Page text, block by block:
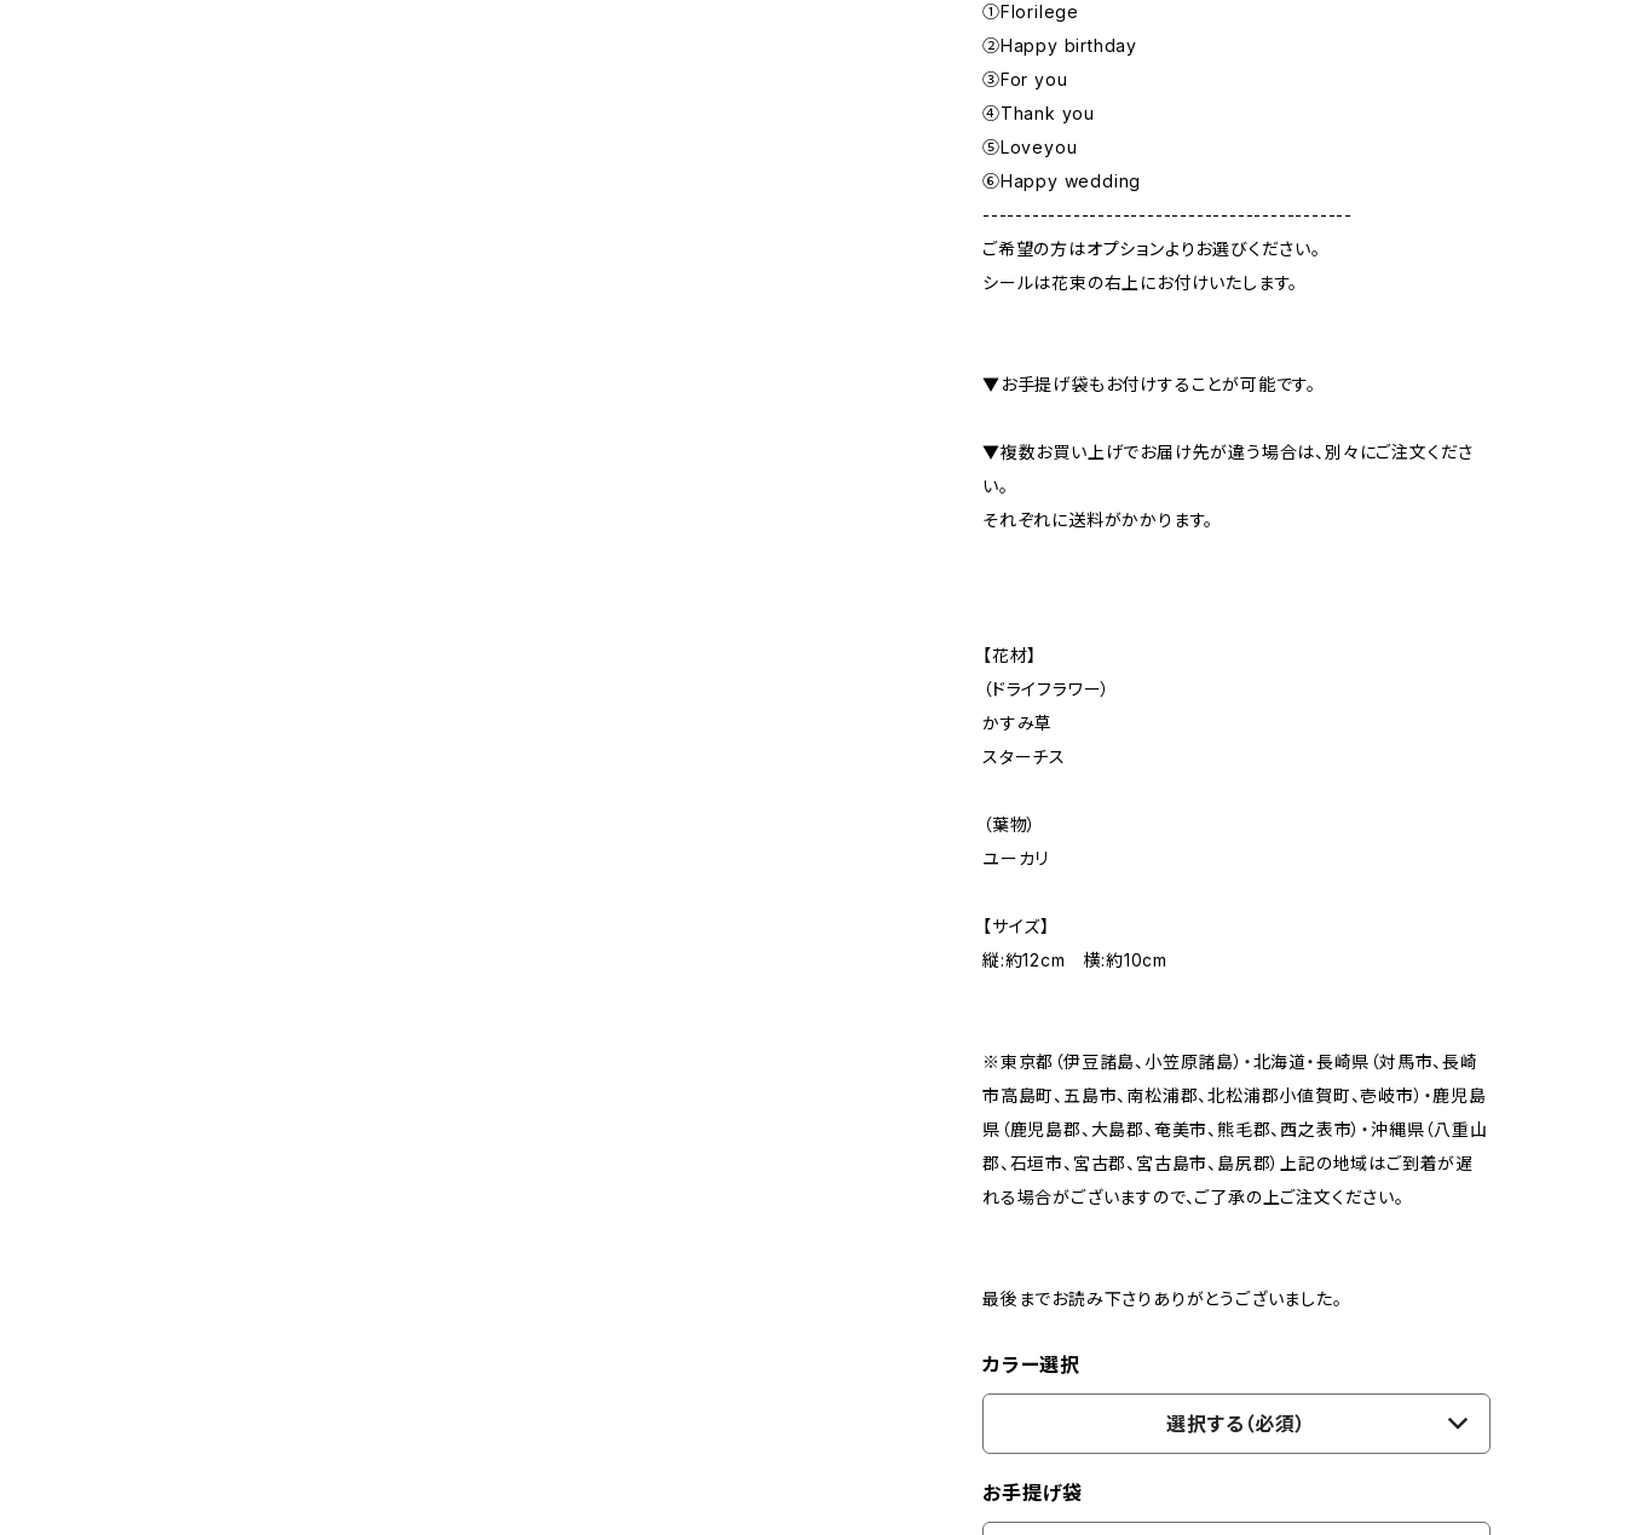
①Florilege
②Happy birthday
③For you
④Thank you
⑤Loveyou
⑥Happy wedding
---------------------------------------------
ご希望の方はオプションよりお選びください。
シールは花束の右上にお付けいたします。
▼お手提げ袋もお付けすることが可能です。
▼複数お買い上げでお届け先が違う場合は、別々にご注文くださ
い。
それぞれに送料がかかります。
【花材】
（ドライフラワー）
かすみ草
スターチス
（葉物）
ユーカリ
【サイズ】
縦:約12cm 横:約10cm
※東京都（伊豆諸島、小笠原諸島）・北海道・長崎県（対馬市、長崎
市高島町、五島市、南松浦郡、北松浦郡小値賀町、壱岐市）・鹿児島
県（鹿児島郡、大島郡、奄美市、熊毛郡、西之表市）・沖縄県（八重山
郡、石垣市、宮古郡、宮古島市、島尻郡）上記の地域はご到着が遅
れる場合がございますので、ご了承の上ご注文ください。
最後までお読み下さりありがとうございました。
カラー選択
選択する（必須）
お手提げ袋